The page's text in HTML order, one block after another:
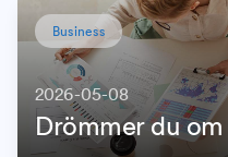
Business
2026-05-08
Drömmer du